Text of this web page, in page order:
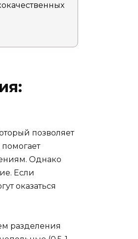
позволяет
Однако
Если
оказаться
разделения